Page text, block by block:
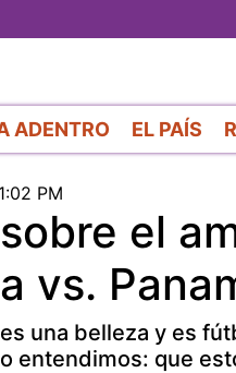
ADENTRO EL PAÍS
PM
el
vs.
una belleza y es
entendimos: que